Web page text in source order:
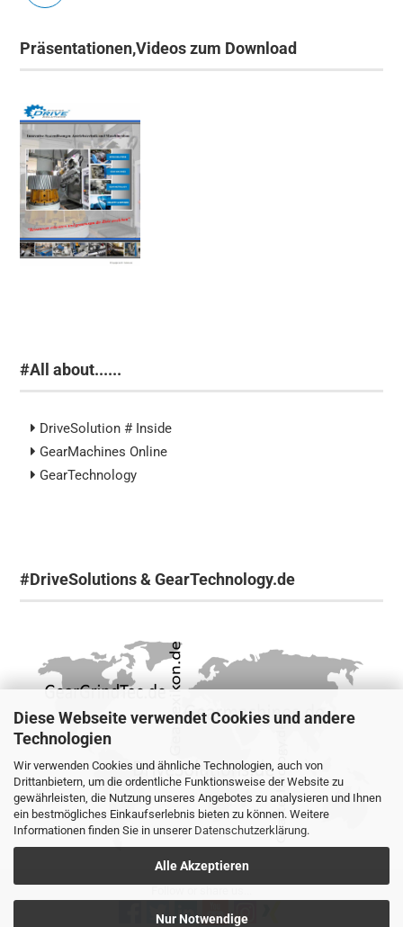
Diese Webseite verwendet Cookies und andere
Technologien
Wir verwenden Cookies und ähnliche Technologien, auch von
Drittanbietern, um die ordentliche Funktionsweise der Website zu
gewährleisten, die Nutzung unseres Angebotes zu analysieren und Ihnen
ein bestmögliches Einkaufserlebnis bieten zu können. Weitere
Informationen finden Sie in unserer Datenschutzerklärung.
Alle Akzeptieren
Nur Notwendige
Präsentationen,Videos zum Download
#All about......
DriveSolution # Inside
GearMachines Online
GearTechnology
#DriveSolutions & GearTechnology.de